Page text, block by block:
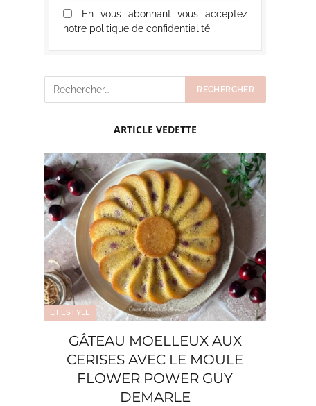
En vous abonnant vous acceptez
notre politique de confidentialité
ARTICLE VEDETTE
LIFESTYLE
GÂTEAU MOELLEUX AUX
CERISES AVEC LE MOULE
FLOWER POWER GUY
DEMARLE